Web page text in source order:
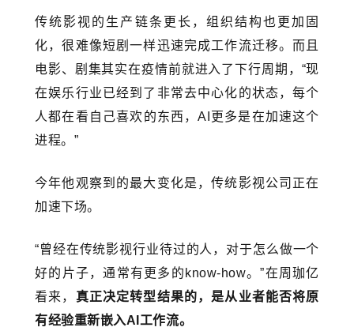
传统影视的生产链条更长，组织结构也更加固
化，很难像短剧一样迅速完成工作流迁移。而且
电影、剧集其实在疫情前就进入了下行周期，“现
在娱乐行业已经到了非常去中心化的状态，每个
人都在看自己喜欢的东西，AI更多是在加速这个
进程。”
今年他观察到的最大变化是，传统影视公司正在
加速下场。
“曾经在传统影视行业待过的人，对于怎么做一个
好的片子，通常有更多的know-how。”在周珈亿
看来， 真正决定转型结果的，是从业者能否将原
有经验重新嵌入AI工作流。